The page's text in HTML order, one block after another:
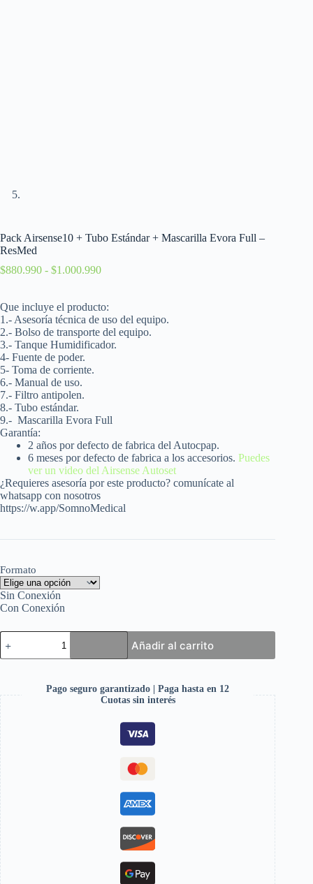
Pack Airsense10 + Tubo Estándar + Mascarilla Evora Full –
ResMed
$880.990 - $1.000.990
Que incluye el producto:
1.- Asesoría técnica de uso del equipo.
2.- Bolso de transporte del equipo.
3.- Tanque Humidificador.
4- Fuente de poder.
5- Toma de corriente.
6.- Manual de uso.
7.- Filtro antipolen.
8.- Tubo estándar.
9.- Mascarilla Evora Full
Garantía:
2 años por defecto de fabrica del Autocpap.
6 meses por defecto de fabrica a los accesorios. Puedes
ver un video del Airsense Autoset
¿Requieres asesoría por este producto? comunícate al
whatsapp con nosotros
https://w.app/SomnoMedical
Formato
Sin Conexión
Con Conexión
Añadir al carrito
Pago seguro garantizado | Paga hasta en 12
Cuotas sin interés